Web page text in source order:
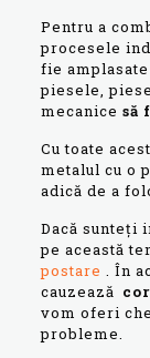
Pentru a
procesele
fie
piesele,
mecanice să
Cu toate
metalul cu o
adică de a
Dacă sunteți
pe această
postare . În
cauzează
vom oferi
probleme.